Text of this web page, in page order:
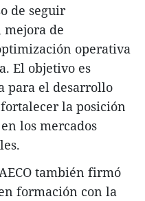
de seguir
de
operativa
El objetivo es
para el desarrollo
la posición
los mercados
también firmó
formación con la